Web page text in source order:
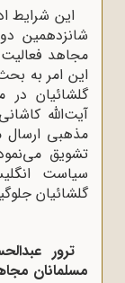
این شرایط
شانزدهمین
مجاهد
این امر به
گلشائیان
آیت‌الله
مذهبی ارسال
تشویق می‌نمود
سیاست
گلشائیان
ترور
مسلمانان